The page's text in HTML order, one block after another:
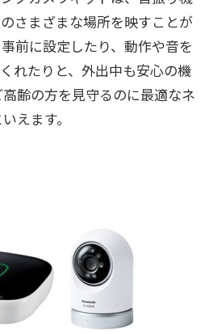
さまざまな場所を映すことが
前に設定したり、動作や音を
れたりと、外出中も安心の機
齢の方を見守るのに最適なネ
えます。